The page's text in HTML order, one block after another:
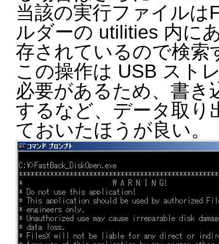
当該の実行ファイルは
ルダーの utilities 内に
存されているので検索
この操作は USB スト
必要があるため、書き
するなど、データ取り
ておいたほうが良い。